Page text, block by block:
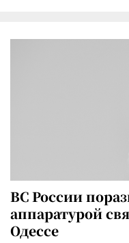
ВС России
аппаратурой
Одессе